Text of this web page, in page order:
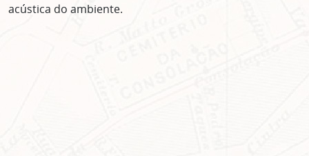
acústica do ambiente.